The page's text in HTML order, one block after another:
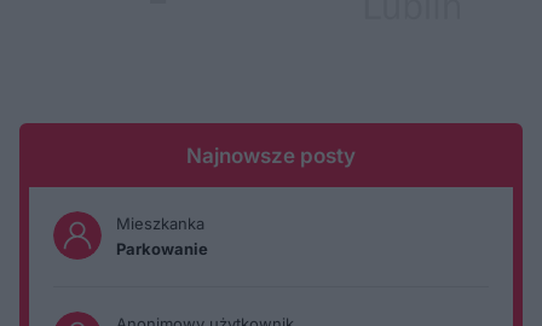
Najnowsze posty
Mieszkanka
Parkowanie